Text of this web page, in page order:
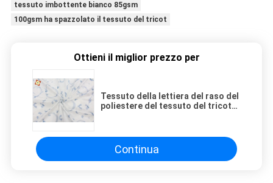
tessuto imbottente bianco 85gsm
100gsm ha spazzolato il tessuto del tricot
Ottieni il miglior prezzo per
Tessuto della lettiera del raso del
poliestere del tessuto del tricot
Continua